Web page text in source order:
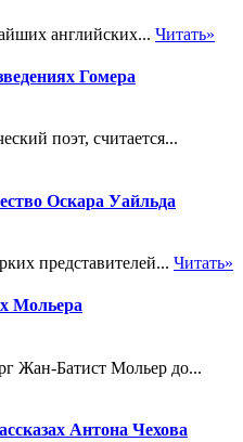
английских... Читать»
Гомера
поэт, считается...
Оскара Уайльда
представителей... Читать»
Мольера
Жан-Батист Мольер до...
Антона Чехова